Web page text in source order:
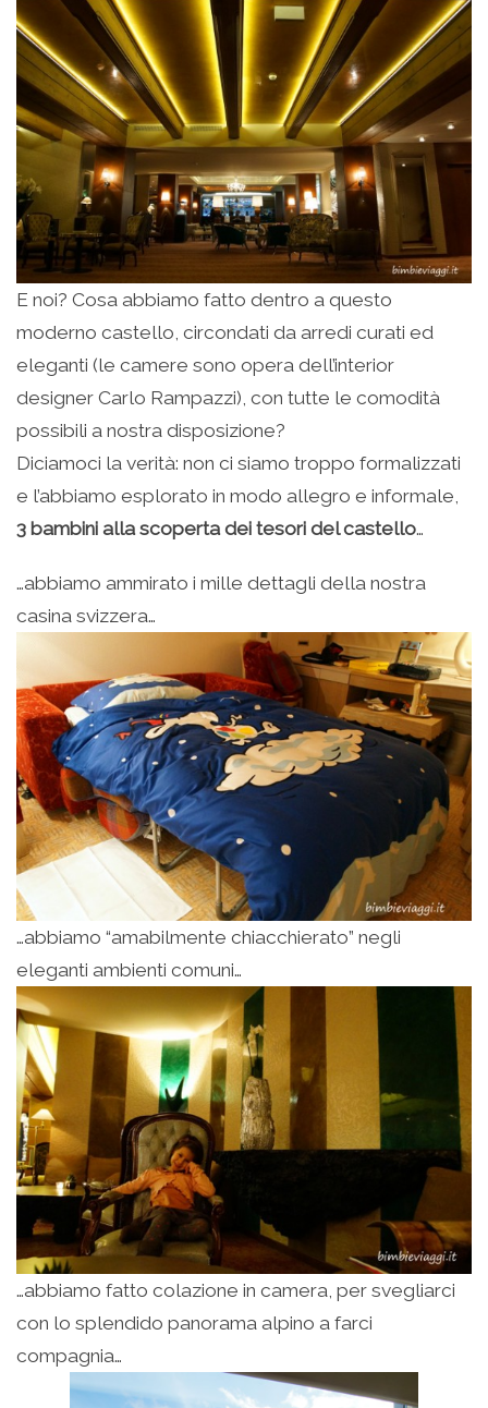
E noi? Cosa abbiamo fatto dentro a questo
moderno castello, circondati da arredi curati ed
eleganti (le camere sono opera dell’interior
designer Carlo Rampazzi), con tutte le comodità
possibili a nostra disposizione?
Diciamoci la verità: non ci siamo troppo formalizzati
e l’abbiamo esplorato in modo allegro e informale,
3 bambini alla scoperta dei tesori del castello…
…abbiamo ammirato i mille dettagli della nostra
casina svizzera…
…abbiamo “amabilmente chiacchierato” negli
eleganti ambienti comuni…
…abbiamo fatto colazione in camera, per svegliarci
con lo splendido panorama alpino a farci
compagnia…